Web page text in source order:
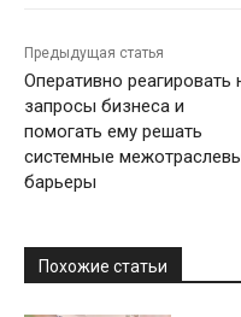
Предыдущая статья
Оперативно реагировать
запросы бизнеса и
помогать ему решать
системные
барьеры
Похожие статьи